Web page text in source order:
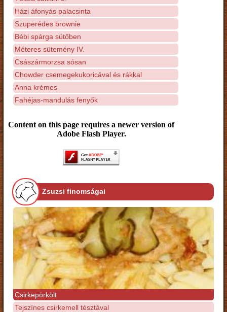
Házi áfonyás palacsinta
Szuperédes brownie
Bébi spárga sütőben
Méteres sütemény IV.
Császármorzsa sósan
Chowder csemegekukoricával és rákkal
Anna krémes
Fahéjas-mandulás fenyők
Content on this page requires a newer version of
Adobe Flash Player.
Zsuzsi finomságai
Csirkepörkölt
Tejszínes csirkemell tésztával